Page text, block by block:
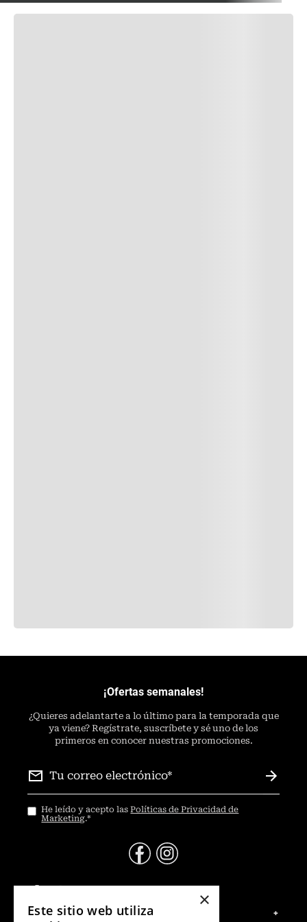
¡Ofertas semanales!
¿Quieres adelantarte a lo último para la temporada que
ya viene? Regístrate, suscríbete y sé uno de los
primeros en conocer nuestras promociones.
He leído y acepto lasPolíticas de Privacidad de
Marketing.*
@Contáctanos
Servicio al Consumidor
+
×
Este sitio web utiliza